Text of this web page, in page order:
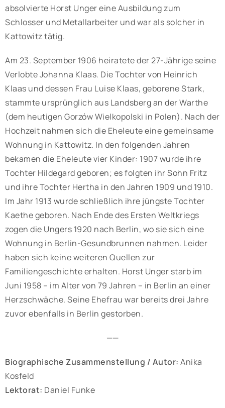
absolvierte Horst Unger eine Ausbildung zum
Schlosser und Metallarbeiter und war als solcher in
Kattowitz tätig.
Am 23. September 1906 heiratete der 27-Jährige seine
Verlobte Johanna Klaas. Die Tochter von Heinrich
Klaas und dessen Frau Luise Klaas, geborene Stark,
stammte ursprünglich aus Landsberg an der Warthe
(dem heutigen Gorzów Wielkopolski in Polen). Nach der
Hochzeit nahmen sich die Eheleute eine gemeinsame
Wohnung in Kattowitz. In den folgenden Jahren
bekamen die Eheleute vier Kinder: 1907 wurde ihre
Tochter Hildegard geboren; es folgten ihr Sohn Fritz
und ihre Tochter Hertha in den Jahren 1909 und 1910.
Im Jahr 1913 wurde schließlich ihre jüngste Tochter
Kaethe geboren. Nach Ende des Ersten Weltkriegs
zogen die Ungers 1920 nach Berlin, wo sie sich eine
Wohnung in Berlin-Gesundbrunnen nahmen. Leider
haben sich keine weiteren Quellen zur
Familiengeschichte erhalten. Horst Unger starb im
Juni 1958 – im Alter von 79 Jahren – in Berlin an einer
Herzschwäche. Seine Ehefrau war bereits drei Jahre
zuvor ebenfalls in Berlin gestorben.
——
Biographische Zusammenstellung / Autor: Anika
Kosfeld
Lektorat: Daniel Funke